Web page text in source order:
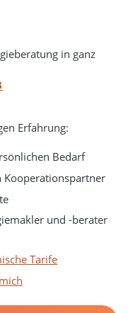
in ganz
Erfahrung:
Bedarf
Kooperationspartner
und -berater
Tarife